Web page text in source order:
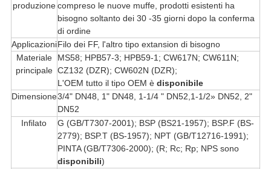
produzionecompreso le nuove muffe, prodotti esistenti ha
bisogno soltanto dei 30 -35 giorni dopo la conferma
di ordine
ApplicazioniFilo dei FF, l'altro tipo extansion di bisogno
Materiale
principale
MS58; HPB57-3; HPB59-1; CW617N; CW611N;
CZ132 (DZR); CW602N (DZR);
L'OEM tutto il tipo OEM è disponibile
Dimensione3/4" DN48, 1" DN48, 1-1/4 " DN52,1-1/2» DN52, 2"
DN52
Infilato
G (GB/T7307-2001); BSP (BS21-1957); BSP.F (BS-
2779); BSP.T (BS-1957); NPT (GB/T12716-1991);
PINTA (GB/T7306-2000); (R; Rc; Rp; NPS sono
disponibili)